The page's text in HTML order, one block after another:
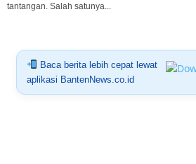
tantangan. Salah satunya...
Baca berita lebih cepat lewat
aplikasi BantenNews.co.id